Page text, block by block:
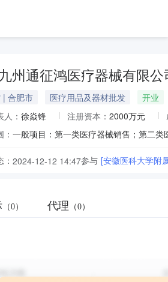
州通征鸿医疗器械有限公
| 合肥市 医疗用品及器材批发
开业
： 徐焱锋 注册资本： 2000万元
2024-12-12 14:47参与 [安徽医科大学附
（0） 代理 （0）